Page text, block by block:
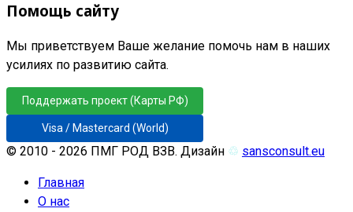
Помощь сайту
Мы приветствуем Ваше желание помочь нам в наших
усилиях по развитию сайта.
Поддержать проект (Карты РФ)
Visa / Mastercard (World)
© 2010 - 2026 ПМГ РОД ВЗВ. Дизайн ♲ sansconsult.eu
Главная
О нас